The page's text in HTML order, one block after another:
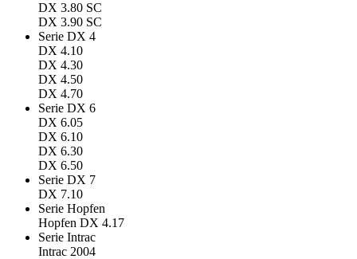
DX 3.80 SC
DX 3.90 SC
Serie DX 4
DX 4.10
DX 4.30
DX 4.50
DX 4.70
Serie DX 6
DX 6.05
DX 6.10
DX 6.30
DX 6.50
Serie DX 7
DX 7.10
Serie Hopfen
Hopfen DX 4.17
Serie Intrac
Intrac 2004